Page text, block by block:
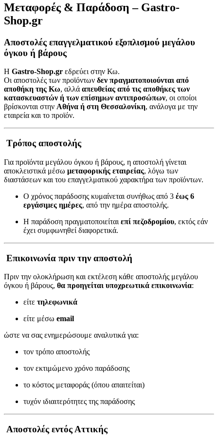
Μεταφορές & Παράδοση – Gastro-
Shop.gr
Αποστολές επαγγελματικού εξοπλισμού μεγάλου
όγκου ή βάρους
Η Gastro-Shop.gr εδρεύει στην Κω.
Οι αποστολές των προϊόντων δεν πραγματοποιούνται από
αποθήκη της Κω, αλλά απευθείας από τις αποθήκες των
κατασκευαστών ή των επίσημων αντιπροσώπων, οι οποίοι
βρίσκονται στην Αθήνα ή στη Θεσσαλονίκη, ανάλογα με την
εταιρεία και το προϊόν.
Τρόπος αποστολής
Για προϊόντα μεγάλου όγκου ή βάρους, η αποστολή γίνεται
αποκλειστικά μέσω μεταφορικής εταιρείας, λόγω των
διαστάσεων και του επαγγελματικού χαρακτήρα των προϊόντων.
Ο χρόνος παράδοσης κυμαίνεται συνήθως από 3 έως 6
εργάσιμες ημέρες, από την ημέρα αποστολής.
Η παράδοση πραγματοποιείται επί πεζοδρομίου, εκτός εάν
έχει συμφωνηθεί διαφορετικά.
Επικοινωνία πριν την αποστολή
Πριν την ολοκλήρωση και εκτέλεση κάθε αποστολής μεγάλου
όγκου ή βάρους, θα προηγείται υποχρεωτικά επικοινωνία:
είτε τηλεφωνικά
είτε μέσω email
ώστε να σας ενημερώσουμε αναλυτικά για:
τον τρόπο αποστολής
τον εκτιμώμενο χρόνο παράδοσης
το κόστος μεταφοράς (όπου απαιτείται)
τυχόν ιδιαιτερότητες της παράδοσης
Αποστολές εντός Αττικής